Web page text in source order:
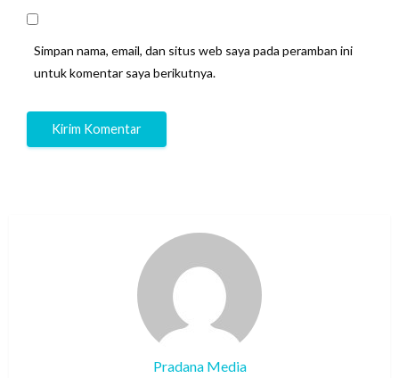
Simpan nama, email, dan situs web saya pada peramban ini
untuk komentar saya berikutnya.
Pradana Media